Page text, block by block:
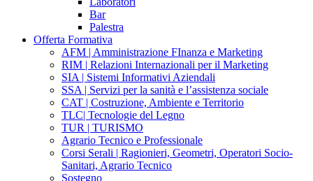
Bar
Palestra
Offerta Formativa
AFM | Amministrazione FInanza e Marketing
RIM | Relazioni Internazionali per il Marketing
SIA | Sistemi Informativi Aziendali
SSA | Servizi per la sanità e l’assistenza sociale
CAT | Costruzione, Ambiente e Territorio
TLC| Tecnologie del Legno
TUR | TURISMO
Agrario Tecnico e Professionale
Corsi Serali | Ragionieri, Geometri, Operatori Socio-
Sanitari, Agrario Tecnico
Sostegno